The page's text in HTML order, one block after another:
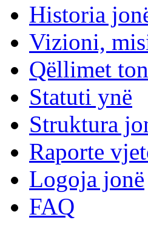
Historia
Vizioni,
Qëllimet
Statuti ynë
Struktura
Raporte
Logoja jonë
FAQ